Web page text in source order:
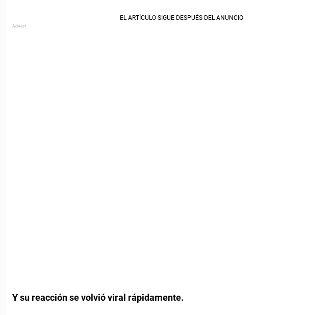
Y su reacción se volvió viral rápidamente.